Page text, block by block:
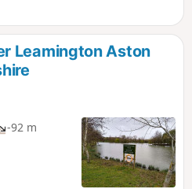
le nord, jusqu'à
jusqu'à la jolie
Hidcote pour prendre un thé
de revenir à travers champs et
du feu du pub avec une
Leamington Aston
-92 m